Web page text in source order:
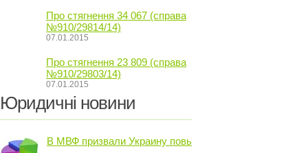
Про стягнення 34 067 (справа
№910/29814/14)
07.01.2015
Про стягнення 23 809 (справа
№910/29803/14)
07.01.2015
Юридичні новини
В МВФ призвали Украину повысить ...